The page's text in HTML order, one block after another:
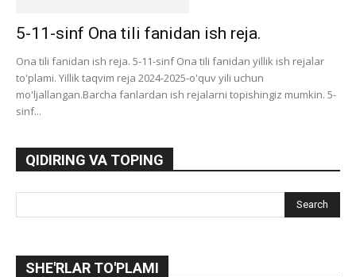
5-11-sinf Ona tili fanidan ish reja.
Ona tili fanidan ish reja. 5-11-sinf Ona tili fanidan yillik ish rejalar
to'plami. Yillik taqvim reja 2024-2025-o'quv yili uchun
mo'ljallangan.Barcha fanlardan ish rejalarni topishingiz mumkin. 5-
sinf...
QIDIRING VA TOPING
SHE'RLAR TO'PLAMI